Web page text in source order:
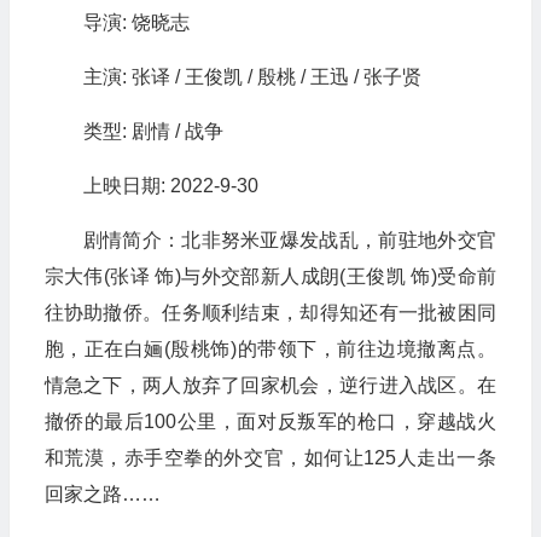
导演: 饶晓志
主演: 张译 / 王俊凯 / 殷桃 / 王迅 / 张子贤
类型: 剧情 / 战争
上映日期: 2022-9-30
剧情简介：北非努米亚爆发战乱，前驻地外交官
宗大伟(张译 饰)与外交部新人成朗(王俊凯 饰)受命前
往协助撤侨。任务顺利结束，却得知还有一批被困同
胞，正在白婳(殷桃饰)的带领下，前往边境撤离点。
情急之下，两人放弃了回家机会，逆行进入战区。在
撤侨的最后100公里，面对反叛军的枪口，穿越战火
和荒漠，赤手空拳的外交官，如何让125人走出一条
回家之路……